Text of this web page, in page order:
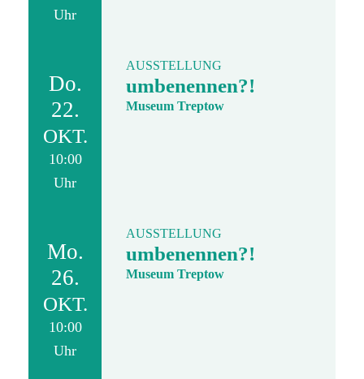
Uhr
Do.
22.
OKT.
10:00
Uhr
AUSSTELLUNG
umbenennen?!
Museum Treptow
Mo.
26.
OKT.
10:00
Uhr
AUSSTELLUNG
umbenennen?!
Museum Treptow